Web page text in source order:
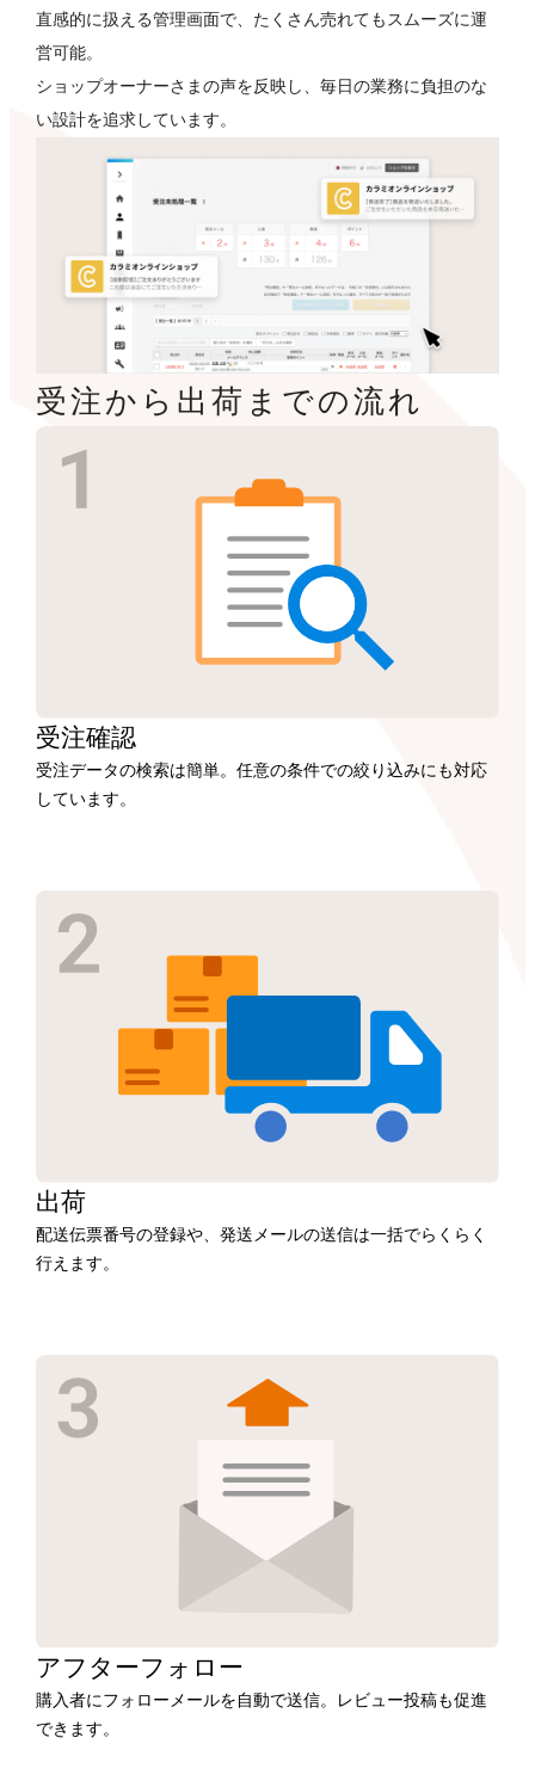
直感的に扱える管理画面で、たくさん売れてもスムーズに運
営可能。
ショップオーナーさまの声を反映し、毎日の業務に負担のな
い設計を追求しています。
受注から出荷までの流れ
受注確認
受注データの検索は簡単。任意の条件での絞り込みにも対応
しています。
出荷
配送伝票番号の登録や、発送メールの送信は一括でらくらく
行えます。
アフターフォロー
購入者にフォローメールを自動で送信。レビュー投稿も促進
できます。